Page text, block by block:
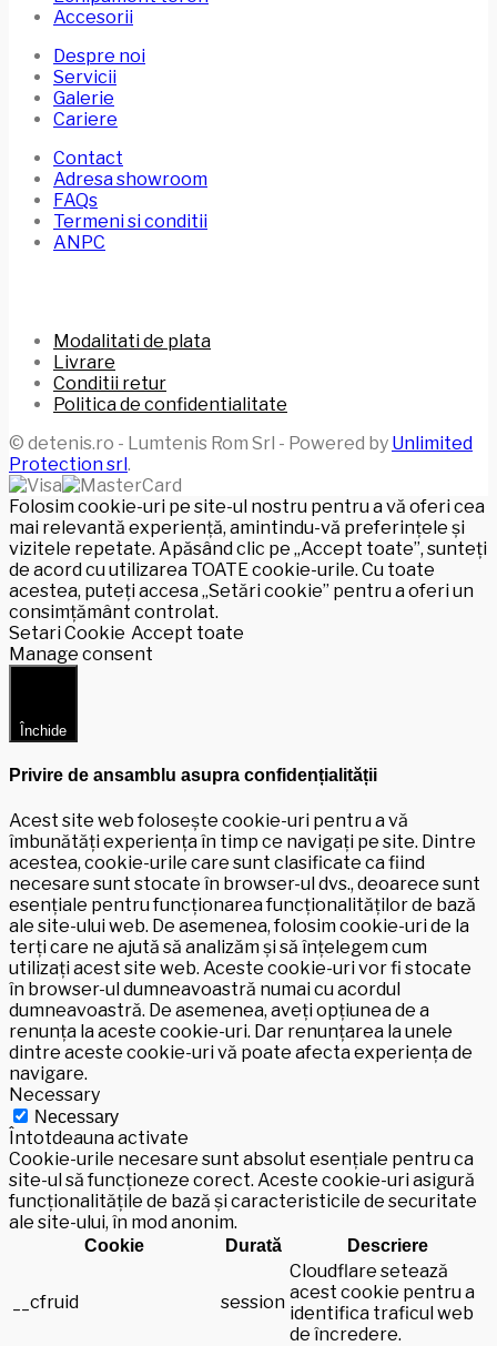
Accesorii
Despre noi
Servicii
Galerie
Cariere
Contact
Adresa showroom
FAQs
Termeni si conditii
ANPC
Modalitati de plata
Livrare
Conditii retur
Politica de confidentialitate
© detenis.ro - Lumtenis Rom Srl - Powered by Unlimited
Protection srl.
Folosim cookie-uri pe site-ul nostru pentru a vă oferi cea
mai relevantă experiență, amintindu-vă preferințele și
vizitele repetate. Apăsând clic pe „Accept toate”, sunteți
de acord cu utilizarea TOATE cookie-urile. Cu toate
acestea, puteți accesa „Setări cookie” pentru a oferi un
consimțământ controlat.
Setari Cookie Accept toate
Manage consent
Închide
Privire de ansamblu asupra confidențialității
Acest site web folosește cookie-uri pentru a vă
îmbunătăți experiența în timp ce navigați pe site. Dintre
acestea, cookie-urile care sunt clasificate ca fiind
necesare sunt stocate în browser-ul dvs., deoarece sunt
esențiale pentru funcționarea funcționalităților de bază
ale site-ului web. De asemenea, folosim cookie-uri de la
terți care ne ajută să analizăm și să înțelegem cum
utilizați acest site web. Aceste cookie-uri vor fi stocate
în browser-ul dumneavoastră numai cu acordul
dumneavoastră. De asemenea, aveți opțiunea de a
renunța la aceste cookie-uri. Dar renunțarea la unele
dintre aceste cookie-uri vă poate afecta experiența de
navigare.
Necessary
Necessary
Întotdeauna activate
Cookie-urile necesare sunt absolut esențiale pentru ca
site-ul să funcționeze corect. Aceste cookie-uri asigură
funcționalitățile de bază și caracteristicile de securitate
ale site-ului, în mod anonim.
Cookie Durată Descriere
__cfruid session
Cloudflare setează
acest cookie pentru a
identifica traficul web
de încredere.